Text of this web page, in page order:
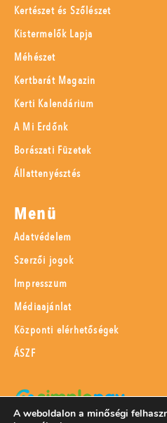
Kertészet és Szőlészet
Kistermelők Lapja
Méhészet
Kertbarát Magazin
Kerti Kalendárium
A Mi Erdőnk
Borászati Füzetek
Állattenyésztés
Menü
Adatvédelem
Szerzői jogok
Impresszum
Médiaajánlat
Központi elérhetőségek
ÁSZF
A weboldalon a minőségi